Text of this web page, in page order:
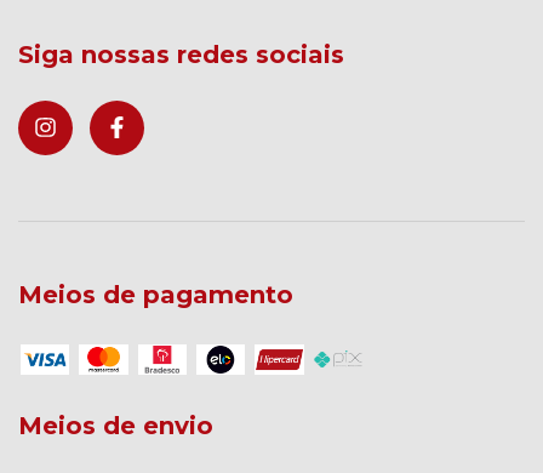
Siga nossas redes sociais
Meios de pagamento
Meios de envio